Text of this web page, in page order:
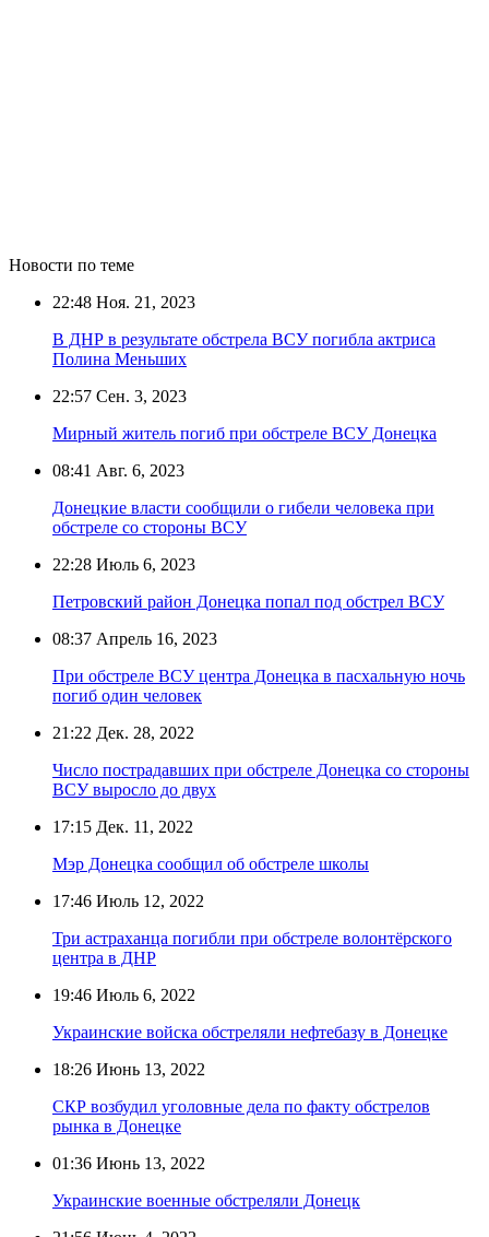
Новости по теме
22:48 Ноя. 21, 2023
В ДНР в результате обстрела ВСУ погибла актриса
Полина Меньших
22:57 Сен. 3, 2023
Мирный житель погиб при обстреле ВСУ Донецка
08:41 Авг. 6, 2023
Донецкие власти сообщили о гибели человека при
обстреле со стороны ВСУ
22:28 Июль 6, 2023
Петровский район Донецка попал под обстрел ВСУ
08:37 Апрель 16, 2023
При обстреле ВСУ центра Донецка в пасхальную ночь
погиб один человек
21:22 Дек. 28, 2022
Число пострадавших при обстреле Донецка со стороны
ВСУ выросло до двух
17:15 Дек. 11, 2022
Мэр Донецка сообщил об обстреле школы
17:46 Июль 12, 2022
Три астраханца погибли при обстреле волонтёрского
центра в ДНР
19:46 Июль 6, 2022
Украинские войска обстреляли нефтебазу в Донецке
18:26 Июнь 13, 2022
СКР возбудил уголовные дела по факту обстрелов
рынка в Донецке
01:36 Июнь 13, 2022
Украинские военные обстреляли Донецк